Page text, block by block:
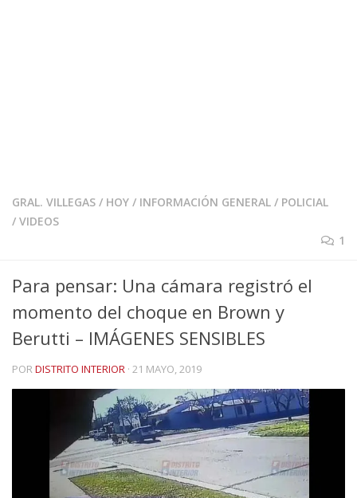
GRAL. VILLEGAS / HOY / INFORMACIÓN GENERAL / POLICIAL
/ VIDEOS
1
Para pensar: Una cámara registró el
momento del choque en Brown y
Berutti – IMÁGENES SENSIBLES
PORDISTRITO INTERIOR · 21 MAYO, 2019